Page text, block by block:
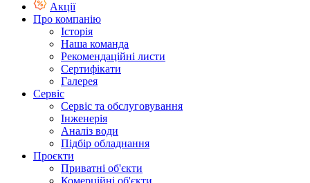
Акції
Про компанію
Історія
Наша команда
Рекомендаційні листи
Сертифікати
Галерея
Сервіс
Сервіс та обслуговування
Інженерія
Аналіз води
Підбір обладнання
Проєкти
Приватні об'єкти
Комерційні об'єкти